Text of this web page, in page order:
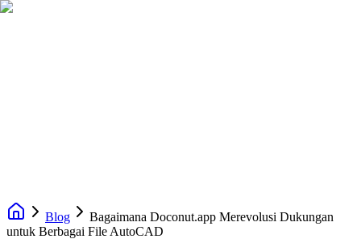
Blog
Bagaimana Doconut.app Merevolusi Dukungan
untuk Berbagai File AutoCAD